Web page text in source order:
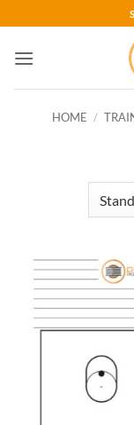
naar
inhoud
HOME /